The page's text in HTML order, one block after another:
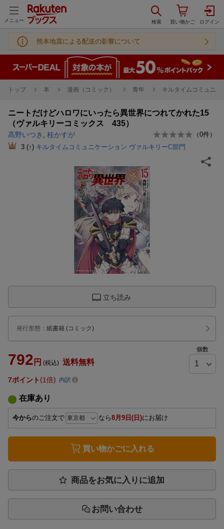
メニュー
熊本地震による配送の影響について
トップ 本 漫画（コミック） 青年 キルタイムコミュニ
ニートだけどハロワにいったら異世界につれてかれた15
（ヴァルキリーコミックス 435）
高野いつき 桂かすが （0件）
3 (↑) キルタイムコミュニケーション ヴァルキリーC部門
立ち読み
発行形態 ： 紙書籍 (コミック)
792 円 (税込) 送料無料
個数
7ポイント 1倍 内訳
在庫あり
今からのご注文で なら8月9日(日)にお届け
買い物かごに入れる
商品をお気に入りに追加
お問い合わせ